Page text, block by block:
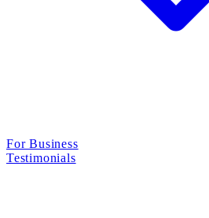
For Business
Testimonials